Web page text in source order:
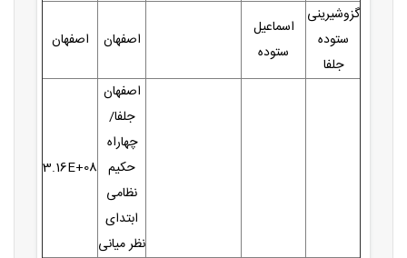
گزوشیرینی
ستوده
جلفا
اسماعیل
ستوده
اصفهان اصفهان
اصفهان
جلفا/
چهاراه
حکیم
نظامی
ابتدای
نظر میانی
3.16E+08